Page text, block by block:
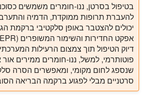
בטיפול בסרטן, ננו-חומרים משמשים
להעברת תרופות ממוקדת, הדמיה
יכולים להצטבר באופן סלקטיבי ברקמת
דיוק הטיפול תוך צמצום הרעילות
פוטותרמי, למשל, ננו-חומרים ממירים
שנספג לחום מקומי, ומאפשרים הסרה
סרטניים מבלי לפגוע ברקמה הבריאה